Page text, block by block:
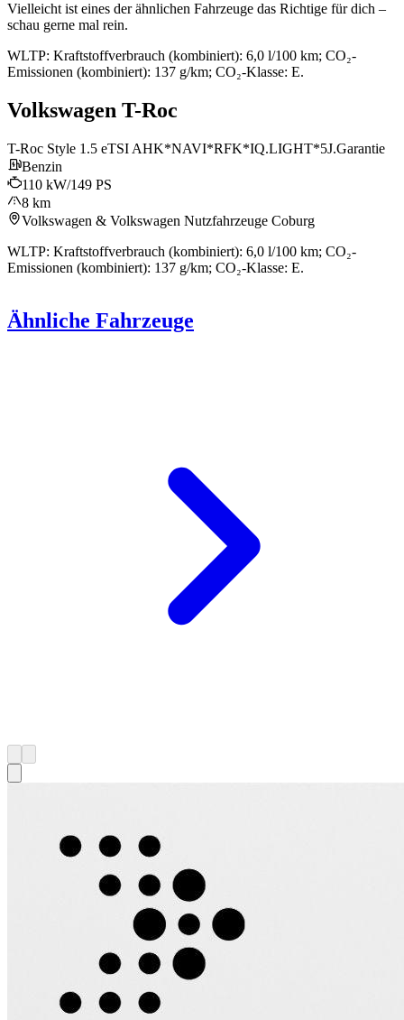
Vielleicht ist eines der ähnlichen Fahrzeuge das Richtige für dich –
schau gerne mal rein.
WLTP: Kraftstoffverbrauch (kombiniert): 6,0 l/100 km; CO₂-
Emissionen (kombiniert): 137 g/km; CO₂-Klasse: E.
Volkswagen T-Roc
T-Roc Style 1.5 eTSI AHK*NAVI*RFK*IQ.LIGHT*5J.Garantie
Benzin
110 kW/149 PS
8 km
Volkswagen & Volkswagen Nutzfahrzeuge Coburg
WLTP: Kraftstoffverbrauch (kombiniert): 6,0 l/100 km; CO₂-
Emissionen (kombiniert): 137 g/km; CO₂-Klasse: E.
Ähnliche Fahrzeuge